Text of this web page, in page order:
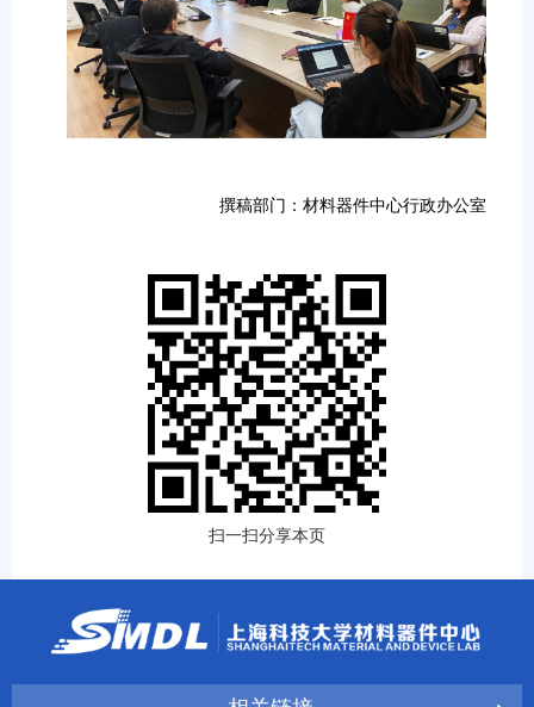
撰稿部门：材料器件中心行政办公室
扫一扫分享本页